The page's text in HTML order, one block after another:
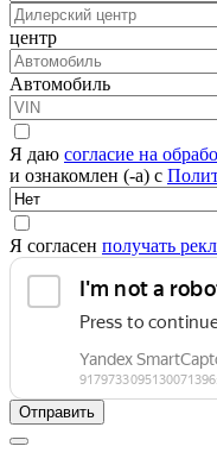
центр
Автомобиль
Я даю согласие на
и ознакомлен (-а) с
Я согласен получать